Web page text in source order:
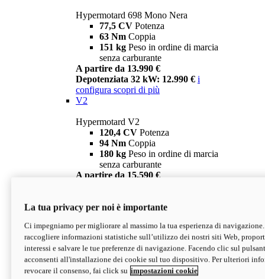
Hypermotard 698 Mono Nera
77,5 CV Potenza
63 Nm Coppia
151 kg Peso in ordine di marcia
senza carburante
A partire da 13.990 €
Depotenziata 32 kW: 12.990 € i
configura scopri di più
V2
Hypermotard V2
120,4 CV Potenza
94 Nm Coppia
180 kg Peso in ordine di marcia
senza carburante
A partire da 15.590 €
V2 SP
Hypermotard V2 SP
120,4 CVPotenza
94 NmCoppia
177 kgPeso in ordine di marcia
senza carburante
La tua privacy per noi è importante
Ci impegniamo per migliorare al massimo la tua esperienza di
raccogliere informazioni statistiche sull’utilizzo dei nostri siti Web,
interessi e salvare le tue preferenze di navigazione. Facendo clic sul
acconsenti all'installazione dei cookie sul tuo dispositivo. Per ulteriori
revocare il consenso, fai click su impostazioni cookie